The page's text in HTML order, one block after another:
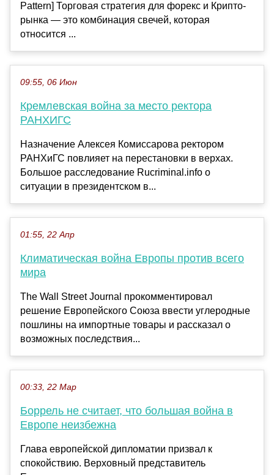
Pattern] Торговая стратегия для форекс и Крипто-
рынка — это комбинация свечей, которая
относится ...
09:55, 06 Июн
Кремлевская война за место ректора
РАНХИГС
Назначение Алексея Комиссарова ректором
РАНХиГС повлияет на перестановки в верхах.
Большое расследование Rucriminal.infо о
ситуации в президентском в...
01:55, 22 Апр
Климатическая война Европы против всего
мира
The Wall Street Journal прокомментировал
решение Европейского Союза ввести углеродные
пошлины на импортные товары и рассказал о
возможных последствия...
00:33, 22 Мар
Боррель не считает, что большая война в
Европе неизбежна
Глава европейской дипломатии призвал к
спокойствию. Верховный представитель